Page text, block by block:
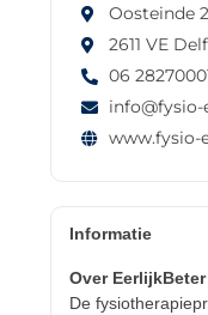
Oosteinde
2611 VE
06
www.fysio-
Informatie
Over
De